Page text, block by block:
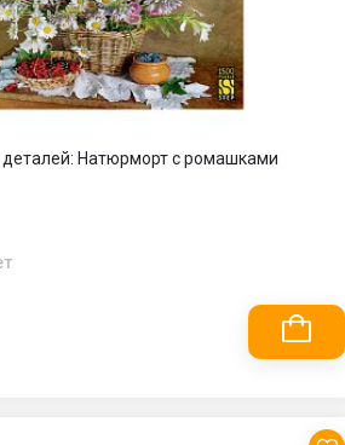
Натюрморт с ромашками